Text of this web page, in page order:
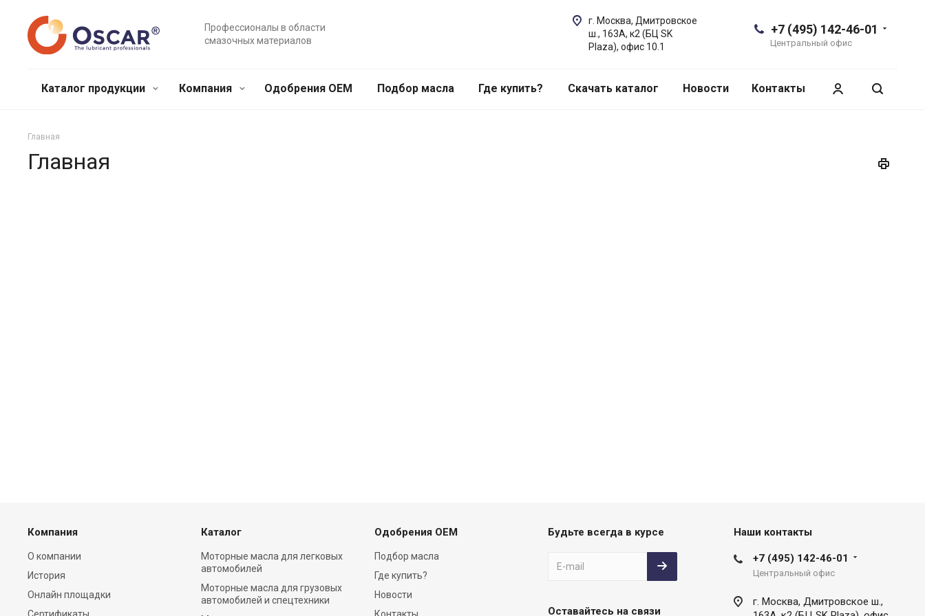
Профессионалы в области
смазочных материалов
+7 (495) 142-46-01
Центральный офис
г. Москва, Дмитровское
ш., 163А, к2 (БЦ SK
Plaza), офис 10.1
Каталог продукции Компания Одобрения OEM Подбор масла Где купить? Скачать каталог Новости Контакты
Главная
Главная
Компания
О компании
История
Онлайн площадки
Каталог
Моторные масла для легковых
автомобилей
Моторные масла для грузовых
автомобилей и спецтехники
Одобрения OEM
Подбор масла
Где купить?
Новости
Будьте всегда в курсе
Оставайтесь на связи
Наши контакты
+7 (495) 142-46-01
Центральный офис
г. Москва, Дмитровское ш.,